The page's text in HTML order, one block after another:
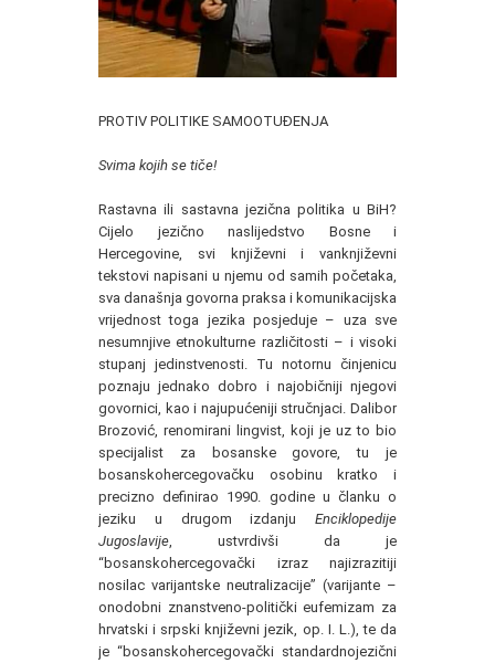
PROTIV POLITIKE SAMOOTUĐENJA
Svima kojih se tiče!
Rastavna ili sastavna jezična politika u BiH?
Cijelo jezično naslijedstvo Bosne i
Hercegovine, svi književni i vanknjiževni
tekstovi napisani u njemu od samih početaka,
sva današnja govorna praksa i komunikacijska
vrijednost toga jezika posjeduje – uza sve
nesumnjive etnokulturne različitosti – i visoki
stupanj jedinstvenosti. Tu notornu činjenicu
poznaju jednako dobro i najobičniji njegovi
govornici, kao i najupućeniji stručnjaci. Dalibor
Brozović, renomirani lingvist, koji je uz to bio
specijalist za bosanske govore, tu je
bosanskohercegovačku osobinu kratko i
precizno definirao 1990. godine u članku o
jeziku u drugom izdanju Enciklopedije
Jugoslavije , ustvrdivši da je
“bosanskohercegovački izraz najizrazitiji
nosilac varijantske neutralizacije” (varijante –
onodobni znanstveno-politički eufemizam za
hrvatski i srpski književni jezik, op. I. L.), te da
je “bosanskohercegovački standardnojezični